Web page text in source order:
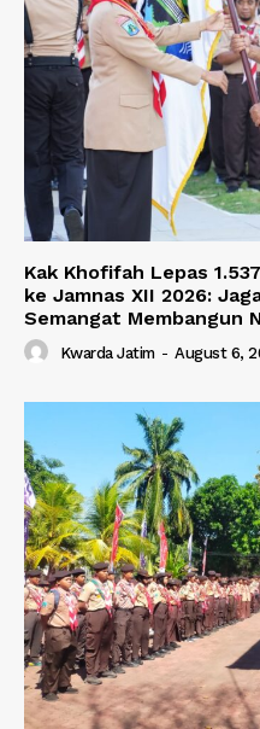
Kak Khofifah Lepas
ke Jamnas XII 2026:
Semangat Membangun
Kwarda Jatim - August 6,